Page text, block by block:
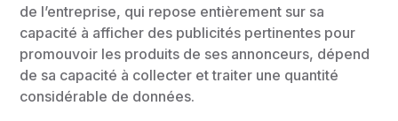
de l’entreprise, qui repose entièrement sur sa
capacité à afficher des publicités pertinentes pour
promouvoir les produits de ses annonceurs, dépend
de sa capacité à collecter et traiter une quantité
considérable de données.